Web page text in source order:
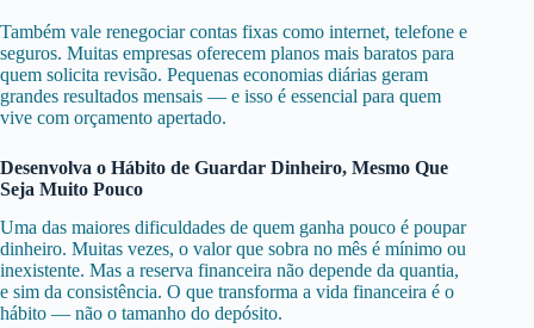
Também vale renegociar contas fixas como internet, telefone e
seguros. Muitas empresas oferecem planos mais baratos para
quem solicita revisão. Pequenas economias diárias geram
grandes resultados mensais — e isso é essencial para quem
vive com orçamento apertado.
Desenvolva o Hábito de Guardar Dinheiro, Mesmo Que
Seja Muito Pouco
Uma das maiores dificuldades de quem ganha pouco é poupar
dinheiro. Muitas vezes, o valor que sobra no mês é mínimo ou
inexistente. Mas a reserva financeira não depende da quantia,
e sim da consistência. O que transforma a vida financeira é o
hábito — não o tamanho do depósito.